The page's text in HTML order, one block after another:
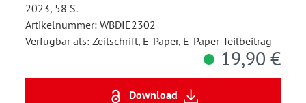
2023, 58 S.
Artikelnummer: WBDIE2302
Verfügbar als: Zeitschrift, E-Paper, E-Paper-Teilbeitrag
19,90 €
Download